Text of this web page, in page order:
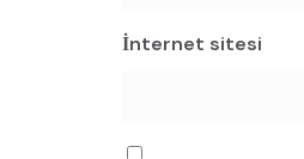
İnternet sitesi